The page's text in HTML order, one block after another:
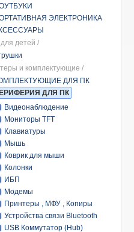
ЭЛЕКТРОНИКА
детей /
и комплектующие /
ДЛЯ ПК
ДЛЯ ПК
Видеонаблюдение
Мониторы TFT
Клавиатуры
Мышь
Коврик для мыши
Колонки
ИБП
Модемы
Принтеры , МФУ , Копиры
Устройства связи Bluetooth
USB Коммутатор (Hub)